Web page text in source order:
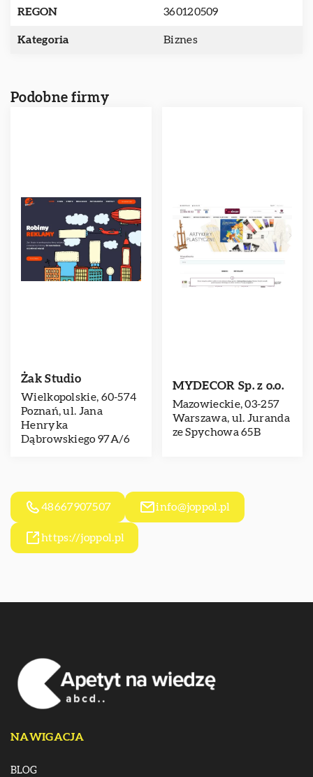
REGON 360120509
Kategoria Biznes
Podobne firmy
Żak Studio
Wielkopolskie, 60-574
Poznań, ul. Jana
Henryka
Dąbrowskiego 97A/6
MYDECOR Sp. z o.o.
Mazowieckie, 03-257
Warszawa, ul. Juranda
ze Spychowa 65B
48667907507 info@joppol.pl
https://joppol.pl
NAWIGACJA
BLOG